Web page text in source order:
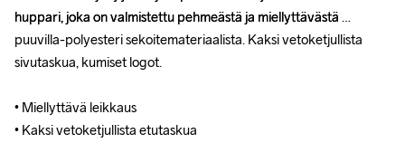
huppari, joka on valmistettu pehmeästä ja miellyttävästä
puuvilla-polyesteri sekoitemateriaalista. Kaksi vetoketjullista
sivutaskua, kumiset logot.
• Miellyttävä leikkaus
• Kaksi vetoketjullista etutaskua
huppari, joka on valmistettu pehmeästä ja miellyttävästä
puuvilla-polyesteri sekoitemateriaalista. Kaksi vetoketjullista
sivutaskua, kumiset logot.
• Miellyttävä leikkaus
• Kaksi vetoketjullista etutaskua